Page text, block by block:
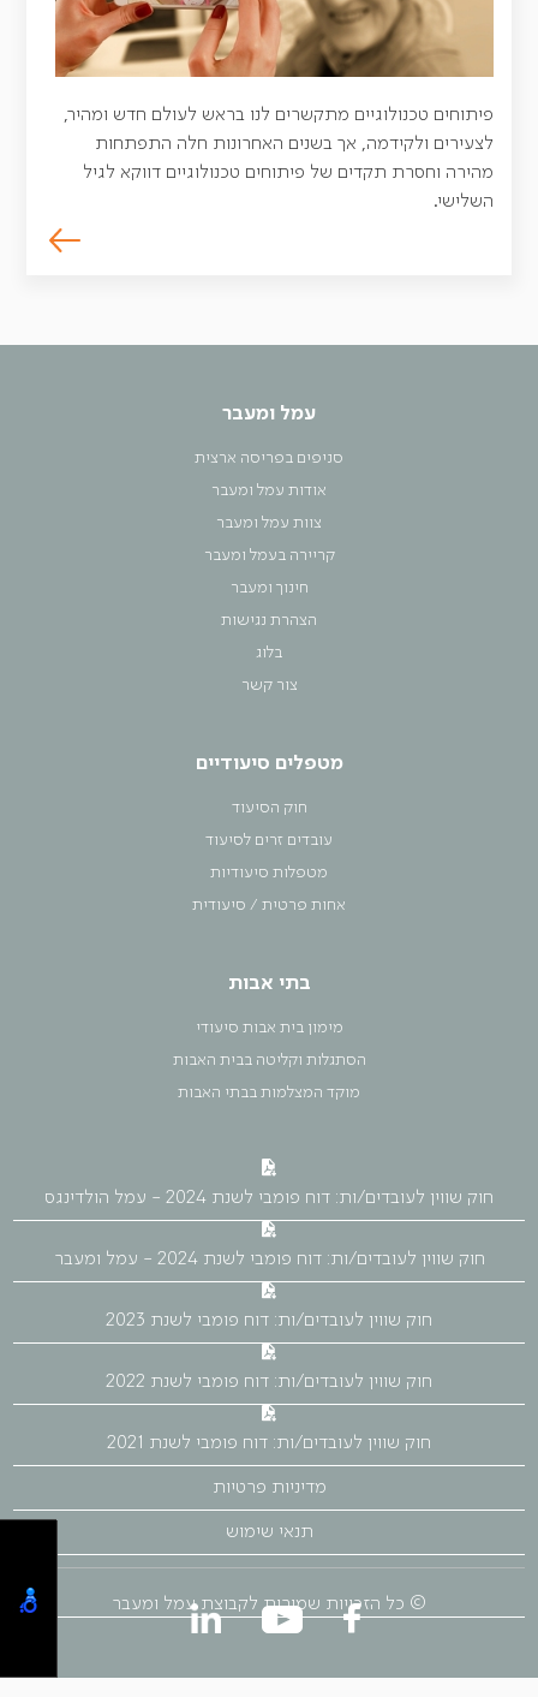
פיתוחים טכנולוגיים מתקשרים לנו בראש לעולם חדש ומהיר,
לצעירים ולקידמה, אך בשנים האחרונות חלה התפתחות
מהירה וחסרת תקדים של פיתוחים טכנולוגיים דווקא לגיל
השלישי.
עמל ומעבר
סניפים בפריסה ארצית
אודות עמל ומעבר
צוות עמל ומעבר
קריירה בעמל ומעבר
חינוך ומעבר
הצהרת נגישות
בלוג
צור קשר
מטפלים סיעודיים
חוק הסיעוד
עובדים זרים לסיעוד
מטפלות סיעודיות
אחות פרטית / סיעודית
בתי אבות
מימון בית אבות סיעודי
הסתגלות וקליטה בבית האבות
מוקד המצלמות בבתי האבות
חוק שווין לעובדים/ות: דוח פומבי לשנת 2024 - עמל הולדינגס
חוק שווין לעובדים/ות: דוח פומבי לשנת 2024 - עמל ומעבר
חוק שווין לעובדים/ות: דוח פומבי לשנת 2023
חוק שווין לעובדים/ות: דוח פומבי לשנת 2022
חוק שווין לעובדים/ות: דוח פומבי לשנת 2021
מדיניות פרטיות
תנאי שימוש
© כל הזכויות שמורות לקבוצת עמל ומעבר